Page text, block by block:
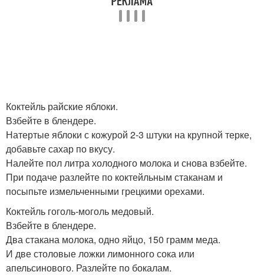
Коктейль райские яблоки.
Взбейте в блендере.
Натертые яблоки с кожурой 2-3 штуки на крупной терке,
добавьте сахар по вкусу.
Налейте пол литра холодного молока и снова взбейте.
При подаче разлейте по коктейльным стаканам и
посыпьте измельченными грецкими орехами.
Коктейль гоголь-моголь медовый.
Взбейте в блендере.
Два стакана молока, одно яйцо, 150 грамм меда.
И две столовые ложки лимонного сока или
апельсинового. Разлейте по бокалам.